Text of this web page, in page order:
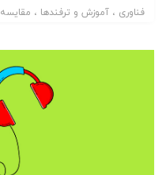
فناوری
آموزش و ترفندها مقایسه